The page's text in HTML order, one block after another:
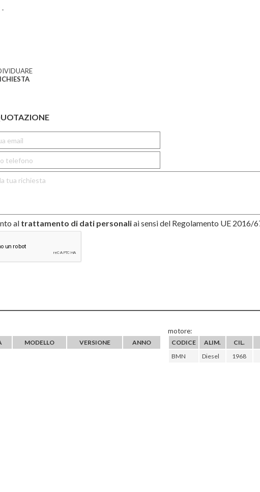
-
al trattamento di dati personaliai sensi del Regolamento UE 2016/
MODELLO VERSIONE ANNO
motore:
CODICE ALIM. CIL.
BMN
Diesel 1968